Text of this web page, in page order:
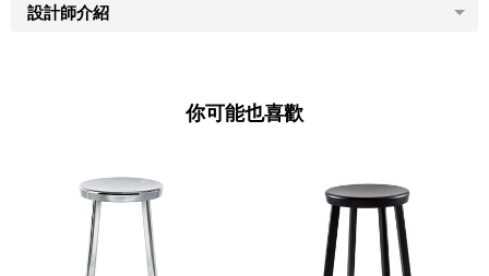
設計師介紹
你可能也喜歡